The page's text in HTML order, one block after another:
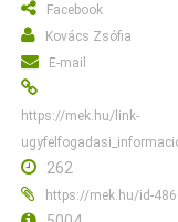
Facebook
Kovács Zsófia
E-mail
https://mek.hu/link-
262
https://mek.hu/id-